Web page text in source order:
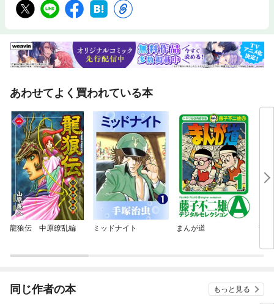
あわせてよく買われている本
龍狼伝 中原繚乱編 ミッドナイト まんが道 龍
同じ作者の本 もっと見る